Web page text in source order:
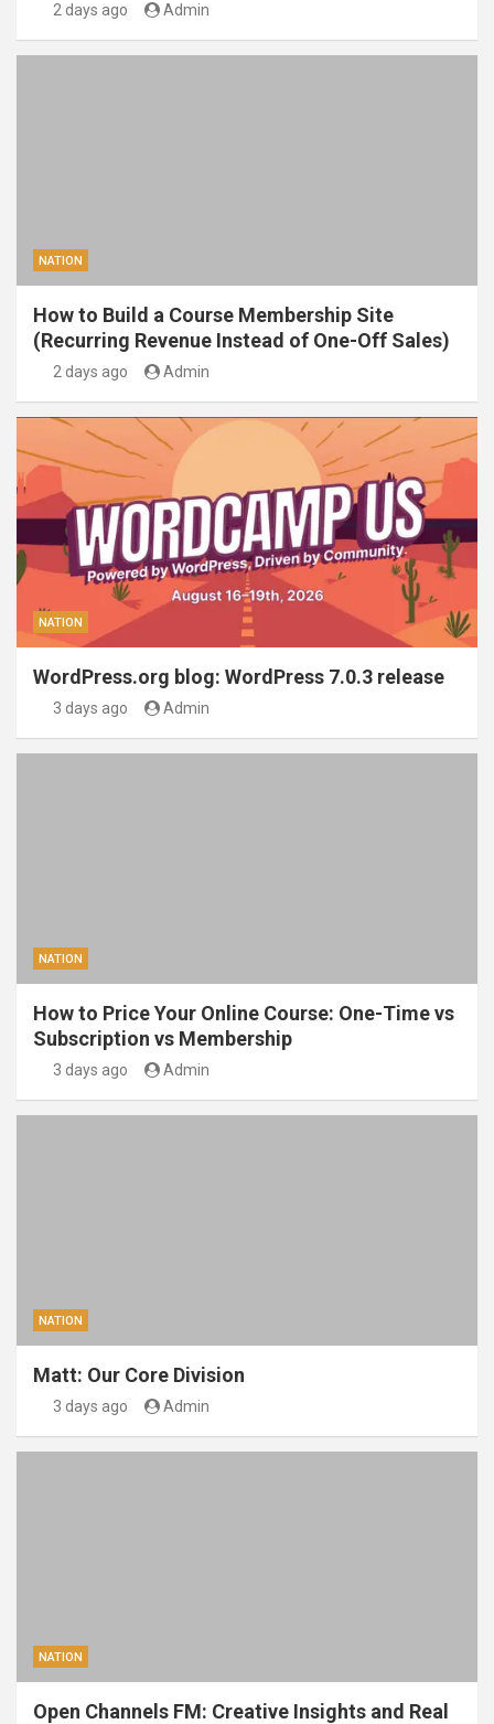
2 days ago Admin
NATION
How to Build a Course Membership Site
(Recurring Revenue Instead of One-Off Sales)
2 days ago Admin
NATION
WordPress.org blog: WordPress 7.0.3 release
3 days ago Admin
NATION
How to Price Your Online Course: One-Time vs
Subscription vs Membership
3 days ago Admin
NATION
Matt: Our Core Division
3 days ago Admin
NATION
Open Channels FM: Creative Insights and Real